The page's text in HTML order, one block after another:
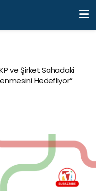
ve Şirket Sahadaki
Hedefliyor”